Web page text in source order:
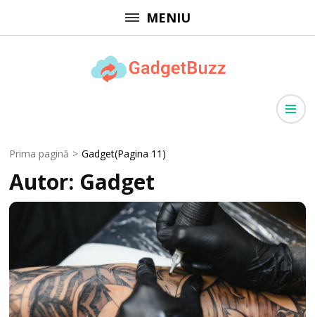
la
MENIU
Prima pagină > Gadget(Pagina 11)
Autor: Gadget